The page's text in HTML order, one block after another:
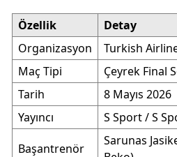
Özellik
Detay
Organizasyon
Turkish
Maç Tipi
Çeyrek Final
Tarih
8 Mayıs 2026
Yayıncı
S Sport / S
Başantrenör
Sarunas